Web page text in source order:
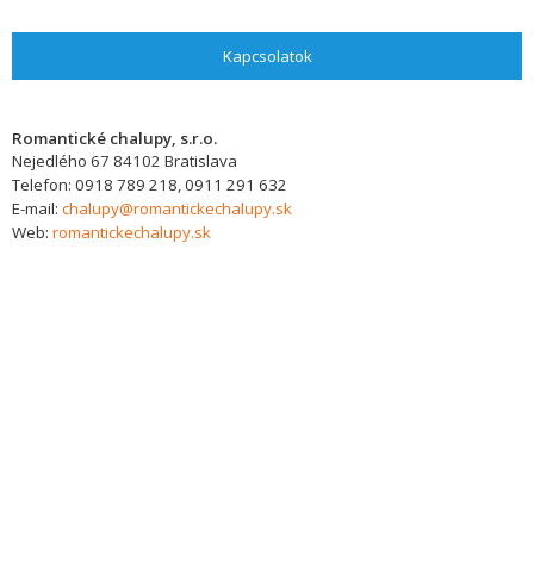
Kapcsolatok
Romantické chalupy, s.r.o.
Nejedlého 67 84102 Bratislava
Telefon: 0918 789 218, 0911 291 632
E-mail: chalupy@romantickechalupy.sk
Web: romantickechalupy.sk